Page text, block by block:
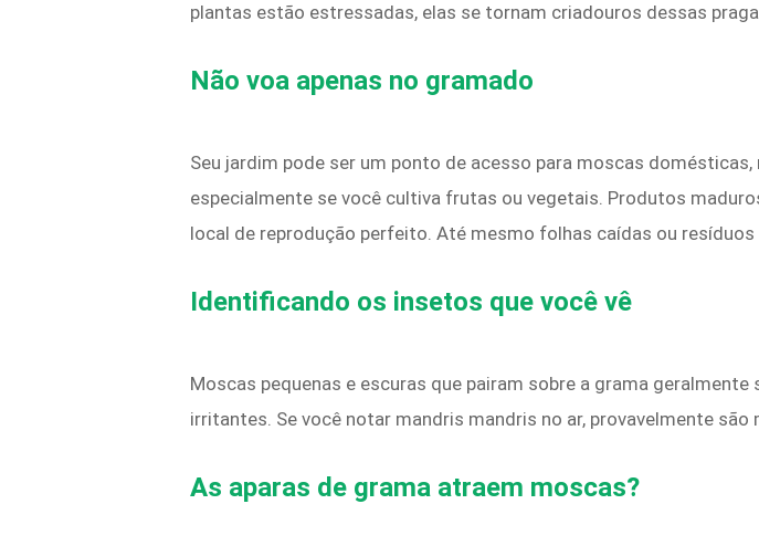
plantas estão estressadas, elas se tornam criadouros dessas
Não voa apenas no gramado
Seu jardim pode ser um ponto de acesso para moscas
especialmente se você cultiva frutas ou vegetais. Produtos
local de reprodução perfeito. Até mesmo folhas caídas ou
Identificando os insetos que você vê
Moscas pequenas e escuras que pairam sobre a grama
irritantes. Se você notar mandris mandris no ar, provavelmente
As aparas de grama atraem moscas?